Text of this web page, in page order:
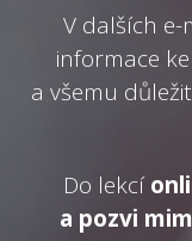
V dalších e-
informace
a všemu
Do lekcí
a pozvi